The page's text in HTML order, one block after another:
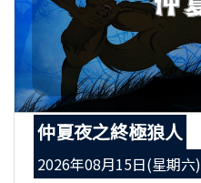
仲夏夜之終極狼人
2026年08月15日(星期六)